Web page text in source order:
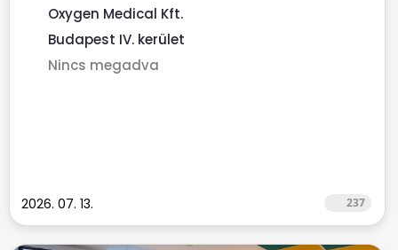
Oxygen Medical Kft.
Budapest IV. kerület
Nincs megadva
2026. 07. 13. 237